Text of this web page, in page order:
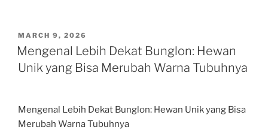
POSTED
ON
MARCH 9, 2026
Mengenal Lebih Dekat Bunglon: Hewan
Unik yang Bisa Merubah Warna Tubuhnya
Mengenal Lebih Dekat Bunglon: Hewan Unik yang Bisa
Merubah Warna Tubuhnya